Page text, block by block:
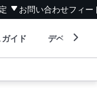
お問い合わせフィー
イド デベロッパ